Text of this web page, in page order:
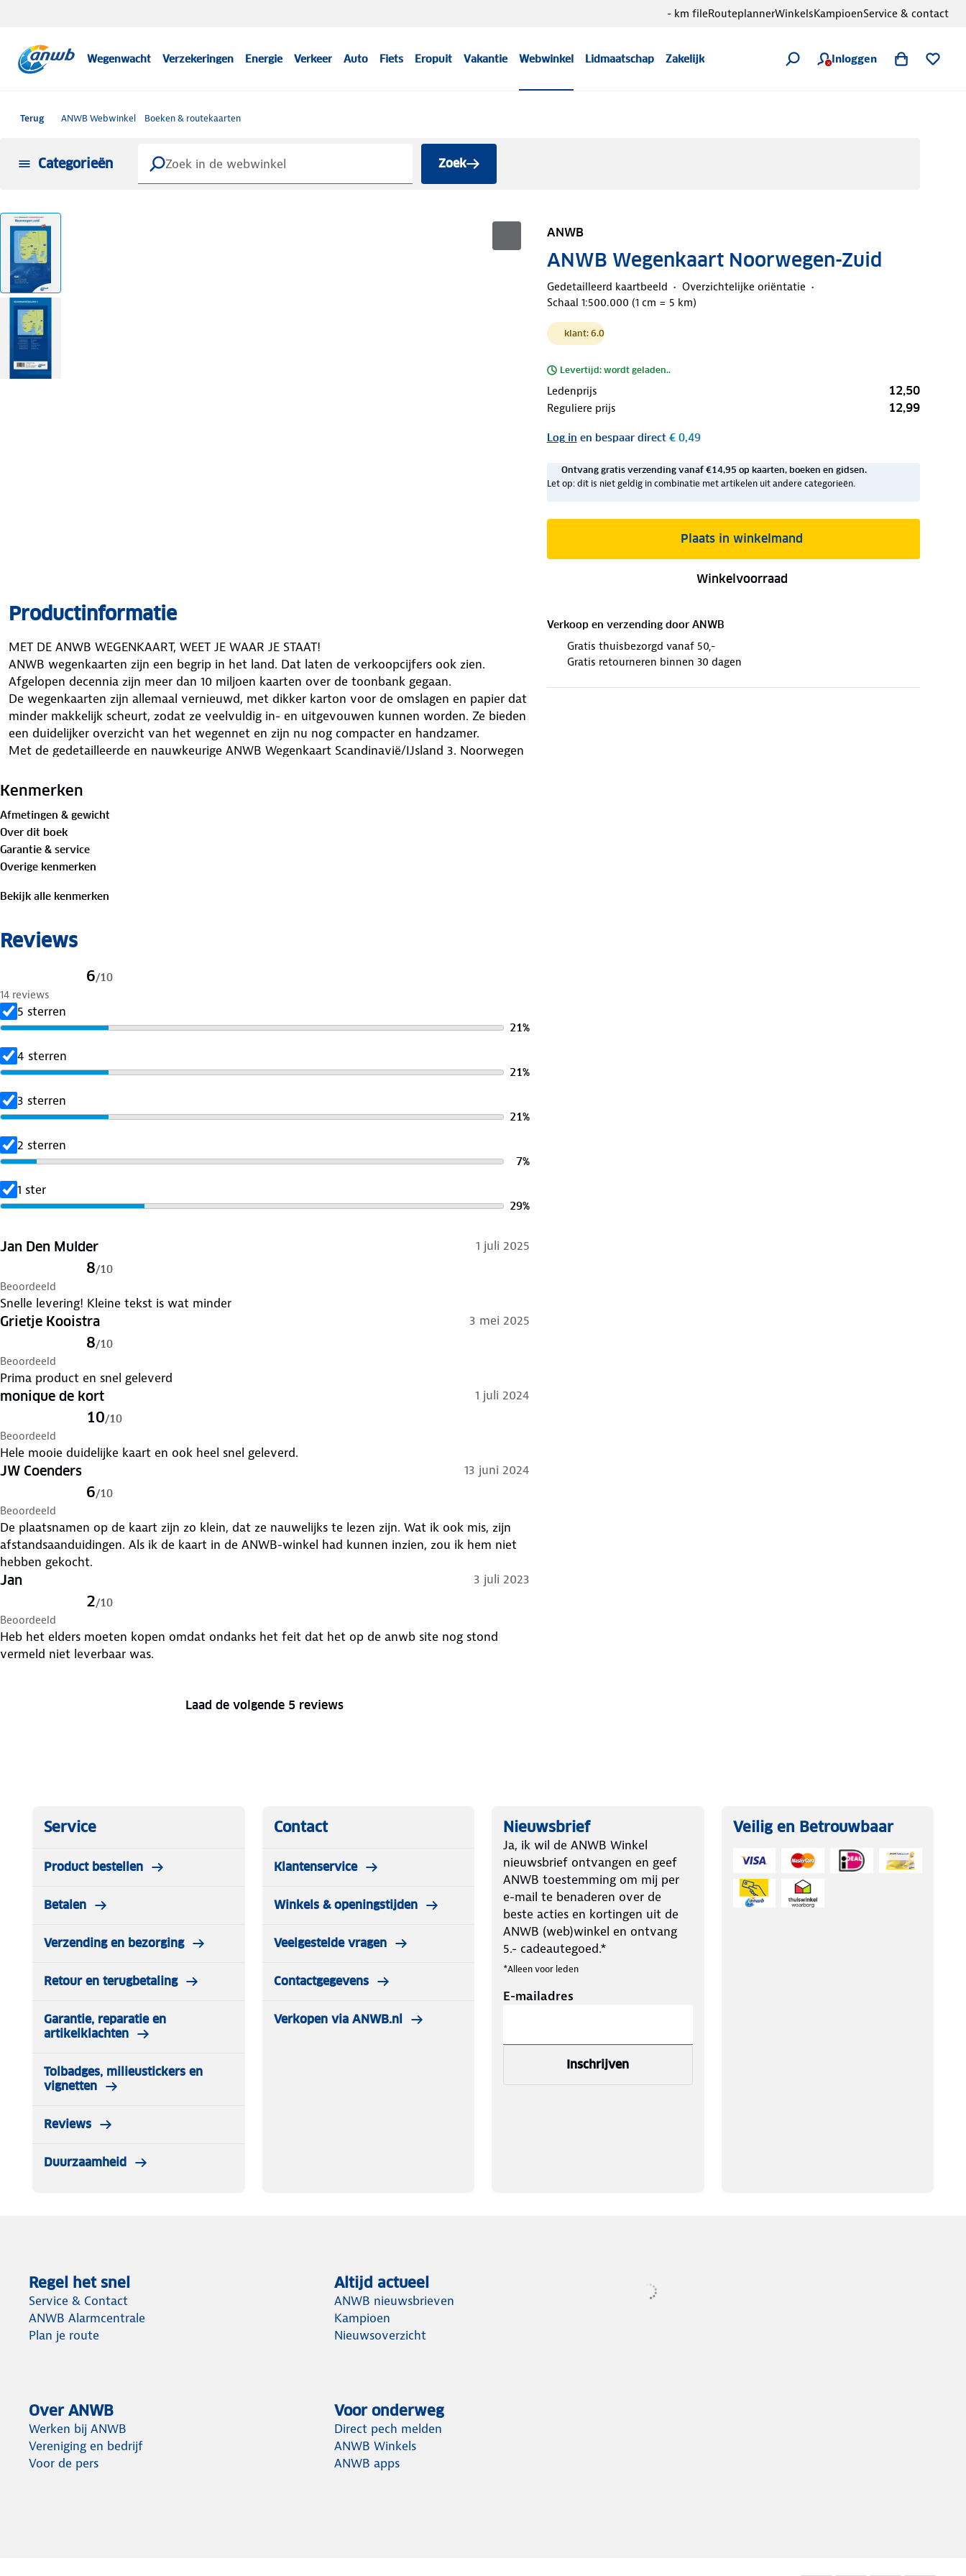
Wegenwacht Verzekeringen Energie Verkeer Auto Fiets Eropuit Vakantie Webwinkel Lidmaatschap Zakelijk Inloggen
- km fileRouteplannerWinkelsKampioenService & contact
Terug ANWB Webwinkel Boeken & routekaarten
Categorieën Zoek
ANWB
ANWB Wegenkaart Noorwegen-Zuid
Gedetailleerd kaartbeeld
Overzichtelijke oriëntatie
Schaal 1:500.000 (1 cm = 5 km)
klant: 6.0
Levertijd: wordt geladen..
Ledenprijs 12,50
Reguliere prijs 12,99
Log in en bespaar direct€ 0,49
Ontvang gratis verzending vanaf €14,95 op kaarten, boeken en gidsen.
Let op: dit is niet geldig in combinatie met artikelen uit andere categorieën.
Plaats in winkelmand
Winkelvoorraad
Verkoop en verzending door ANWB
Gratis thuisbezorgd vanaf 50,-
Gratis retourneren binnen 30 dagen
Productinformatie
MET DE ANWB WEGENKAART, WEET JE WAAR JE STAAT!
ANWB wegenkaarten zijn een begrip in het land. Dat laten de verkoopcijfers ook zien.
Afgelopen decennia zijn meer dan 10 miljoen kaarten over de toonbank gegaan.
De wegenkaarten zijn allemaal vernieuwd, met dikker karton voor de omslagen en papier dat
minder makkelijk scheurt, zodat ze veelvuldig in- en uitgevouwen kunnen worden. Ze bieden
een duidelijker overzicht van het wegennet en zijn nu nog compacter en handzamer.
Met de gedetailleerde en nauwkeurige ANWB Wegenkaart Scandinavië/IJsland 3. Noorwegen
• Gedetailleerd kaartbeeld
• Schaal 1:500.000 (1 cm = 5 km)
Kenmerken
Afmetingen & gewicht
Over dit boek
Garantie & service
Overige kenmerken
Bekijk alle kenmerken
Reviews
6/10
14 reviews
5 sterren
21%
4 sterren
21%
3 sterren
21%
2 sterren
7%
1 ster
29%
Jan Den Mulder 1 juli 2025
8/10
Beoordeeld
Snelle levering! Kleine tekst is wat minder
Grietje Kooistra 3 mei 2025
8/10
Beoordeeld
Prima product en snel geleverd
monique de kort 1 juli 2024
10/10
Beoordeeld
Hele mooie duidelijke kaart en ook heel snel geleverd.
JW Coenders 13 juni 2024
6/10
Beoordeeld
De plaatsnamen op de kaart zijn zo klein, dat ze nauwelijks te lezen zijn. Wat ik ook mis, zijn
afstandsaanduidingen. Als ik de kaart in de ANWB-winkel had kunnen inzien, zou ik hem niet
hebben gekocht.
Jan 3 juli 2023
2/10
Beoordeeld
Heb het elders moeten kopen omdat ondanks het feit dat het op de anwb site nog stond
vermeld niet leverbaar was.
Laad de volgende 5 reviews
Service
Product bestellen
Betalen
Verzending en bezorging
Retour en terugbetaling
Garantie, reparatie en
artikelklachten
Tolbadges, milieustickers en
vignetten
Reviews
Duurzaamheid
Contact
Klantenservice
Winkels & openingstijden
Veelgestelde vragen
Contactgegevens
Verkopen via ANWB.nl
Nieuwsbrief
Ja, ik wil de ANWB Winkel
nieuwsbrief ontvangen en geef
ANWB toestemming om mij per
e-mail te benaderen over de
beste acties en kortingen uit de
ANWB (web)winkel en ontvang
5.- cadeautegoed.*
*Alleen voor leden
E-mailadres
Inschrijven
Veilig en Betrouwbaar
Regel het snel
Service & Contact
ANWB Alarmcentrale
Plan je route
Altijd actueel
ANWB nieuwsbrieven
Kampioen
Nieuwsoverzicht
Over ANWB
Werken bij ANWB
Vereniging en bedrijf
Voor de pers
Voor onderweg
Direct pech melden
ANWB Winkels
ANWB apps